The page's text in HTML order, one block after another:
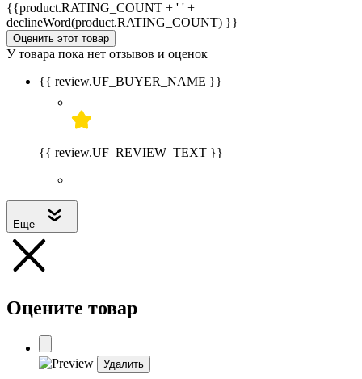
{{product.RATING_COUNT + ' ' +
declineWord(product.RATING_COUNT) }}
Оценить этот товар
У товара пока нет отзывов и оценок
{{ review.UF_BUYER_NAME }}
{{ review.UF_REVIEW_TEXT }}
Еще
Оцените товар
Удалить